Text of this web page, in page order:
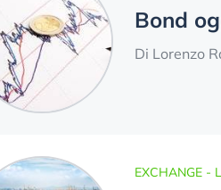
Bond
Di Lorenzo
EXCHANGE -